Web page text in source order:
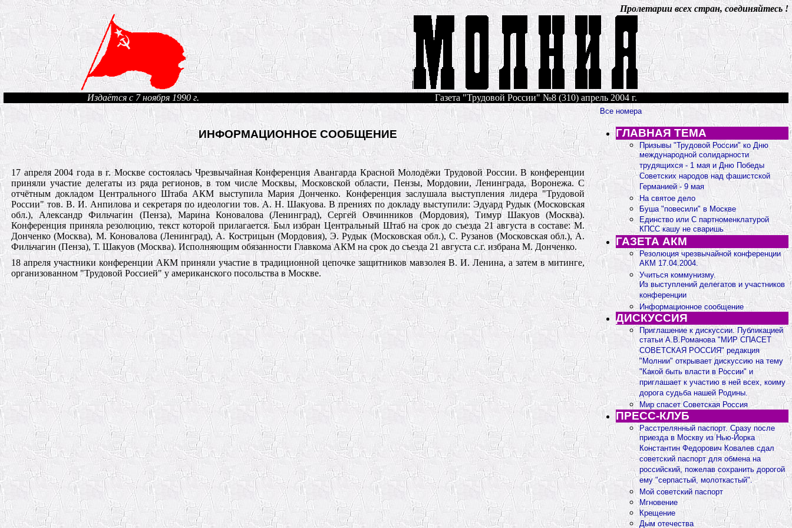
Пролетарии всех стран, соединяйтесь !
Издаётся с 7 ноября 1990 г. Газета "Трудовой России" №8 (310) апрель 2004 г.
ИНФОРМАЦИОННОЕ СООБЩЕНИЕ
17 апреля 2004 года в г. Москве состоялась Чрезвычайная Конференция Авангарда Красной Молодёжи Трудовой России. В конференции
приняли участие делегаты из ряда регионов, в том числе Москвы, Московской области, Пензы, Мордовии, Ленинграда, Воронежа. С
отчётным докладом Центрального Штаба АКМ выступила Мария Донченко. Конференция заслушала выступления лидера "Трудовой
России" тов. В. И. Анпилова и секретаря по идеологии тов. А. Н. Шакуова. В прениях по докладу выступили: Эдуард Рудык (Московская
обл.), Александр Фильчагин (Пенза), Марина Коновалова (Ленинград), Сергей Овчинников (Мордовия), Тимур Шакуов (Москва).
Конференция приняла резолюцию, текст которой прилагается. Был избран Центральный Штаб на срок до съезда 21 августа в составе: М.
Донченко (Москва), М. Коновалова (Ленинград), А. Кострицын (Мордовия), Э. Рудык (Московская обл.), С. Рузанов (Московская обл.), А.
Фильчагин (Пенза), Т. Шакуов (Москва). Исполняющим обязанности Главкома АКМ на срок до съезда 21 августа с.г. избрана М. Донченко.
18 апреля участники конференции АКМ приняли участие в традиционной цепочке защитников мавзолея В. И. Ленина, а затем в митинге,
организованном "Трудовой Россией" у американского посольства в Москве.
Все номера
ГЛАВНАЯ ТЕМА
Призывы "Трудовой России" ко Дню
международной солидарности
трудящихся - 1 мая и Дню Победы
Советских народов над фашистской
Германией - 9 мая
На святое дело
Буша "повесили" в Москве
Единство или С партноменклатурой
КПСС кашу не сваришь
ГАЗЕТА АКМ
Резолюция чрезвычайной конференции
АКМ 17.04.2004.
Учиться коммунизму.
Из выступлений делегатов и участников
конференции
Информационное сообщение
ДИСКУССИЯ
Приглашение к дискуссии. Публикацией
статьи А.В.Романова "МИР СПАСЕТ
СОВЕТСКАЯ РОССИЯ" редакция
"Молнии" открывает дискуссию на тему
"Какой быть власти в России" и
приглашает к участию в ней всех, коиму
дорога судьба нашей Родины.
Мир спасет Советская Россия
ПРЕСС-КЛУБ
Расстрелянный паспорт. Сразу после
приезда в Москву из Нью-Йорка
Константин Федорович Ковалев сдал
советский паспорт для обмена на
российский, пожелав сохранить дорогой
ему "серпастый, молоткастый".
Мой советский паспорт
Мгновение
Крещение
Дым отечества